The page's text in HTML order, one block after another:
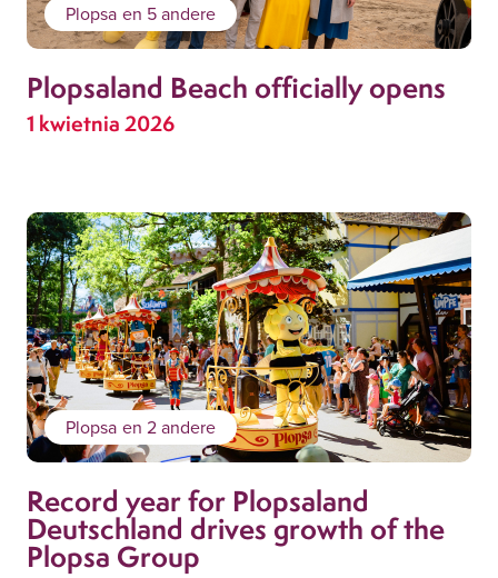
Plopsa en 5 andere
Plopsaland Beach officially opens
1 kwietnia 2026
Plopsa en 2 andere
Record year for Plopsaland
Deutschland drives growth of the
Plopsa Group